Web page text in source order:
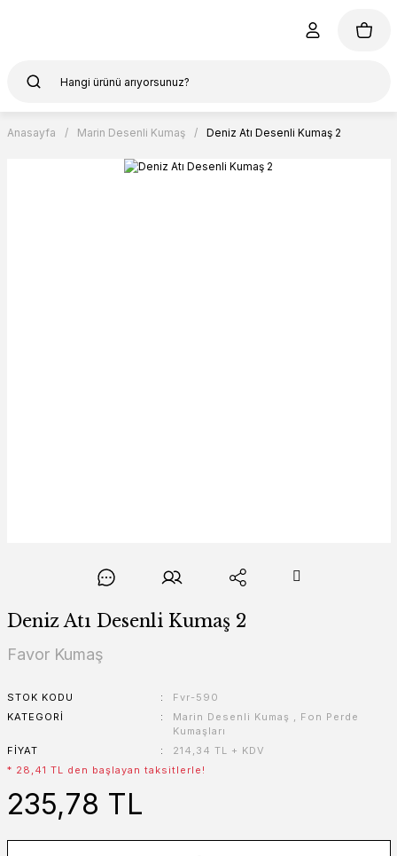
Anasayfa Marin Desenli Kumaş Deniz Atı Desenli Kumaş 2
Deniz Atı Desenli Kumaş 2
Favor Kumaş
STOK KODU
Fvr-590
KATEGORI
Marin Desenli Kumaş , Fon Perde
Kumaşları
FIYAT
214,34 TL + KDV
* 28,41 TL den başlayan taksitlerle!
235,78 TL